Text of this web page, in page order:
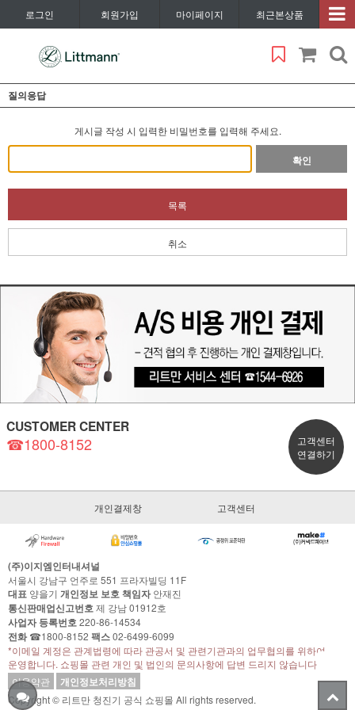
로그인 회원가입 마이페이지 최근본상품
질의응답
게시글 작성 시 입력한 비밀번호를 입력해 주세요.
확인
목록
취소
CUSTOMER CENTER
☎1800-8152
고객센터
연결하기
개인결제창 고객센터
(주)이지엠인터내셔널
서울시 강남구 언주로 551 프라자빌딩 11F
대표 양을기 개인정보 보호 책임자안재진
통신판매업신고번호제 강남 01912호
사업자 등록번호220-86-14534
전화☎1800-8152 팩스02-6499-6099
*이메일 계정은 관계법령에 따라 관공서 및 관련기관과의 업무협의를 위하여
운영합니다. 쇼핑몰 관련 개인 및 법인의 문의사항에 답변 드리지 않습니다.
이용약관
개인정보처리방침
Copyright © 리트만 청진기 공식 쇼핑몰 All rights reserved.